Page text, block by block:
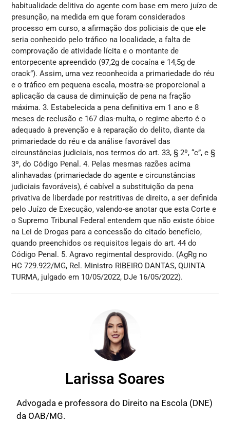
habitualidade delitiva do agente com base em mero juízo de
presunção, na medida em que foram considerados
processo em curso, a afirmação dos policiais de que ele
seria conhecido pelo tráfico na localidade, a falta de
comprovação de atividade lícita e o montante de
entorpecente apreendido (97,2g de cocaína e 14,5g de
crack”). Assim, uma vez reconhecida a primariedade do réu
e o tráfico em pequena escala, mostra-se proporcional a
aplicação da causa de diminuição de pena na fração
máxima. 3. Estabelecida a pena definitiva em 1 ano e 8
meses de reclusão e 167 dias-multa, o regime aberto é o
adequado à prevenção e à reparação do delito, diante da
primariedade do réu e da análise favorável das
circunstâncias judiciais, nos termos do art. 33, § 2º, “c”, e §
3º, do Código Penal. 4. Pelas mesmas razões acima
alinhavadas (primariedade do agente e circunstâncias
judiciais favoráveis), é cabível a substituição da pena
privativa de liberdade por restritivas de direito, a ser definida
pelo Juízo de Execução, valendo-se anotar que esta Corte e
o Supremo Tribunal Federal entendem que não existe óbice
na Lei de Drogas para a concessão do citado benefício,
quando preenchidos os requisitos legais do art. 44 do
Código Penal. 5. Agravo regimental desprovido. (AgRg no
HC 729.922/MG, Rel. Ministro RIBEIRO DANTAS, QUINTA
TURMA, julgado em 10/05/2022, DJe 16/05/2022).
Larissa Soares
Advogada e professora do Direito na Escola (DNE)
da OAB/MG.